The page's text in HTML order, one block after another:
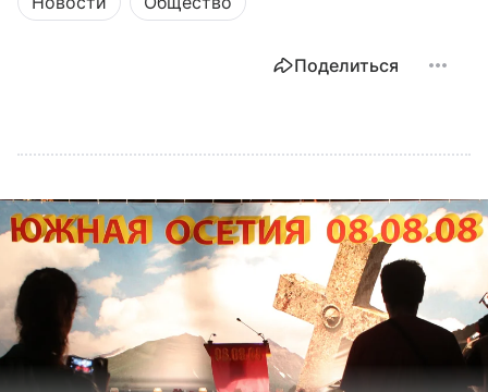
Поделиться